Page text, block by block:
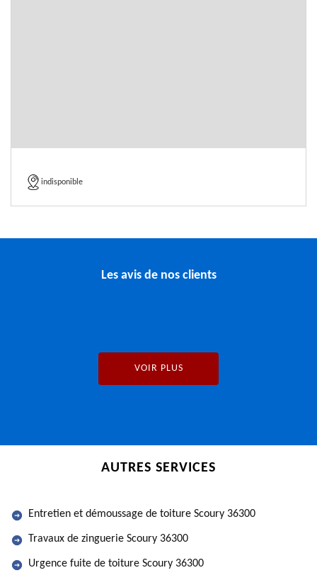
indisponible
Les avis de nos clients
VOIR PLUS
AUTRES SERVICES
Entretien et démoussage de toiture Scoury 36300
Travaux de zinguerie Scoury 36300
Urgence fuite de toiture Scoury 36300